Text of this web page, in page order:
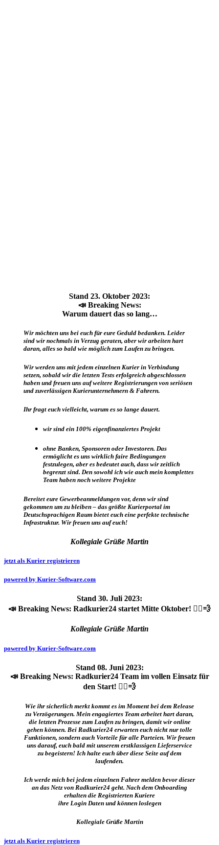
Stand 23. Oktober 2023:
📣 Breaking News:
Warum dauert das so lang…
Wir möchten uns bei euch für eure Geduld bedanken. Leider
sind wir nochmals in Verzug geraten, aber wir arbeiten hart
daran, alles so bald wie möglich zum Laufen zu bringen.
Wir werden uns mit jedem einzelnen Kurier in Verbindung
setzen, sobald wir die letzten Tests erfolgreich abgeschlossen
haben und freuen uns auf weitere Registrierungen von seriösen
und zuverlässigen Kurierunternehmern & Fahrern.
Ihr fragt euch vielleicht, warum es so lange dauert.
wir sind ein 100% eigenfinanziertes Projekt
ohne Banken, Sponsoren oder Investoren. Das
ermöglicht es uns wirklich faire Bedingungen
festzulegen, aber es bedeutet auch, dass wir zeitlich
begrenzt sind. Den sowohl ich wie auch mein komplettes
Team haben noch weitere Projekte
Bereitet eure Gewerbeanmeldungen vor, denn wir sind
gekommen um zu bleiben – das größte Kurierportal im
Deutschsprachigen Raum bietet euch eine perfekte technische
Infrastruktur. Wir freuen uns auf euch!
Kollegiale Grüße Martin
jetzt als Kurier registrieren
powered by Kurier-Software.com
Stand 30. Juli 2023:
📣 Breaking News: Radkurier24 startet Mitte Oktober! 🚴‍♂️💨
Kollegiale Grüße Martin
powered by Kurier-Software.com
Stand 08. Juni 2023:
📣 Breaking News: Radkurier24 Team im vollen Einsatz für
den Start! 🚴‍♂️💨
Wie ihr sicherlich merkt kommt es im Moment bei dem Release
zu Verzögerungen. Mein engagiertes Team arbeitet hart daran,
die letzten Prozesse zum Laufen zu bringen, damit wir online
gehen können. Bei Radkurier24 erwarten euch nicht nur tolle
Funktionen, sondern auch Vorteile für alle Parteien. Wir freuen
uns darauf, euch bald mit unserem erstklassigen Lieferservice
zu begeistern! Ich halte euch über diese Seite auf dem
laufenden.
Ich werde mich bei jedem einzelnen Fahrer melden bevor dieser
an das Netz von Radkurier24 geht. Nach dem Onboarding
erhalten die Registrierten Kuriere
ihre Login Daten und können loslegen
Kollegiale Grüße Martin
jetzt als Kurier registrieren